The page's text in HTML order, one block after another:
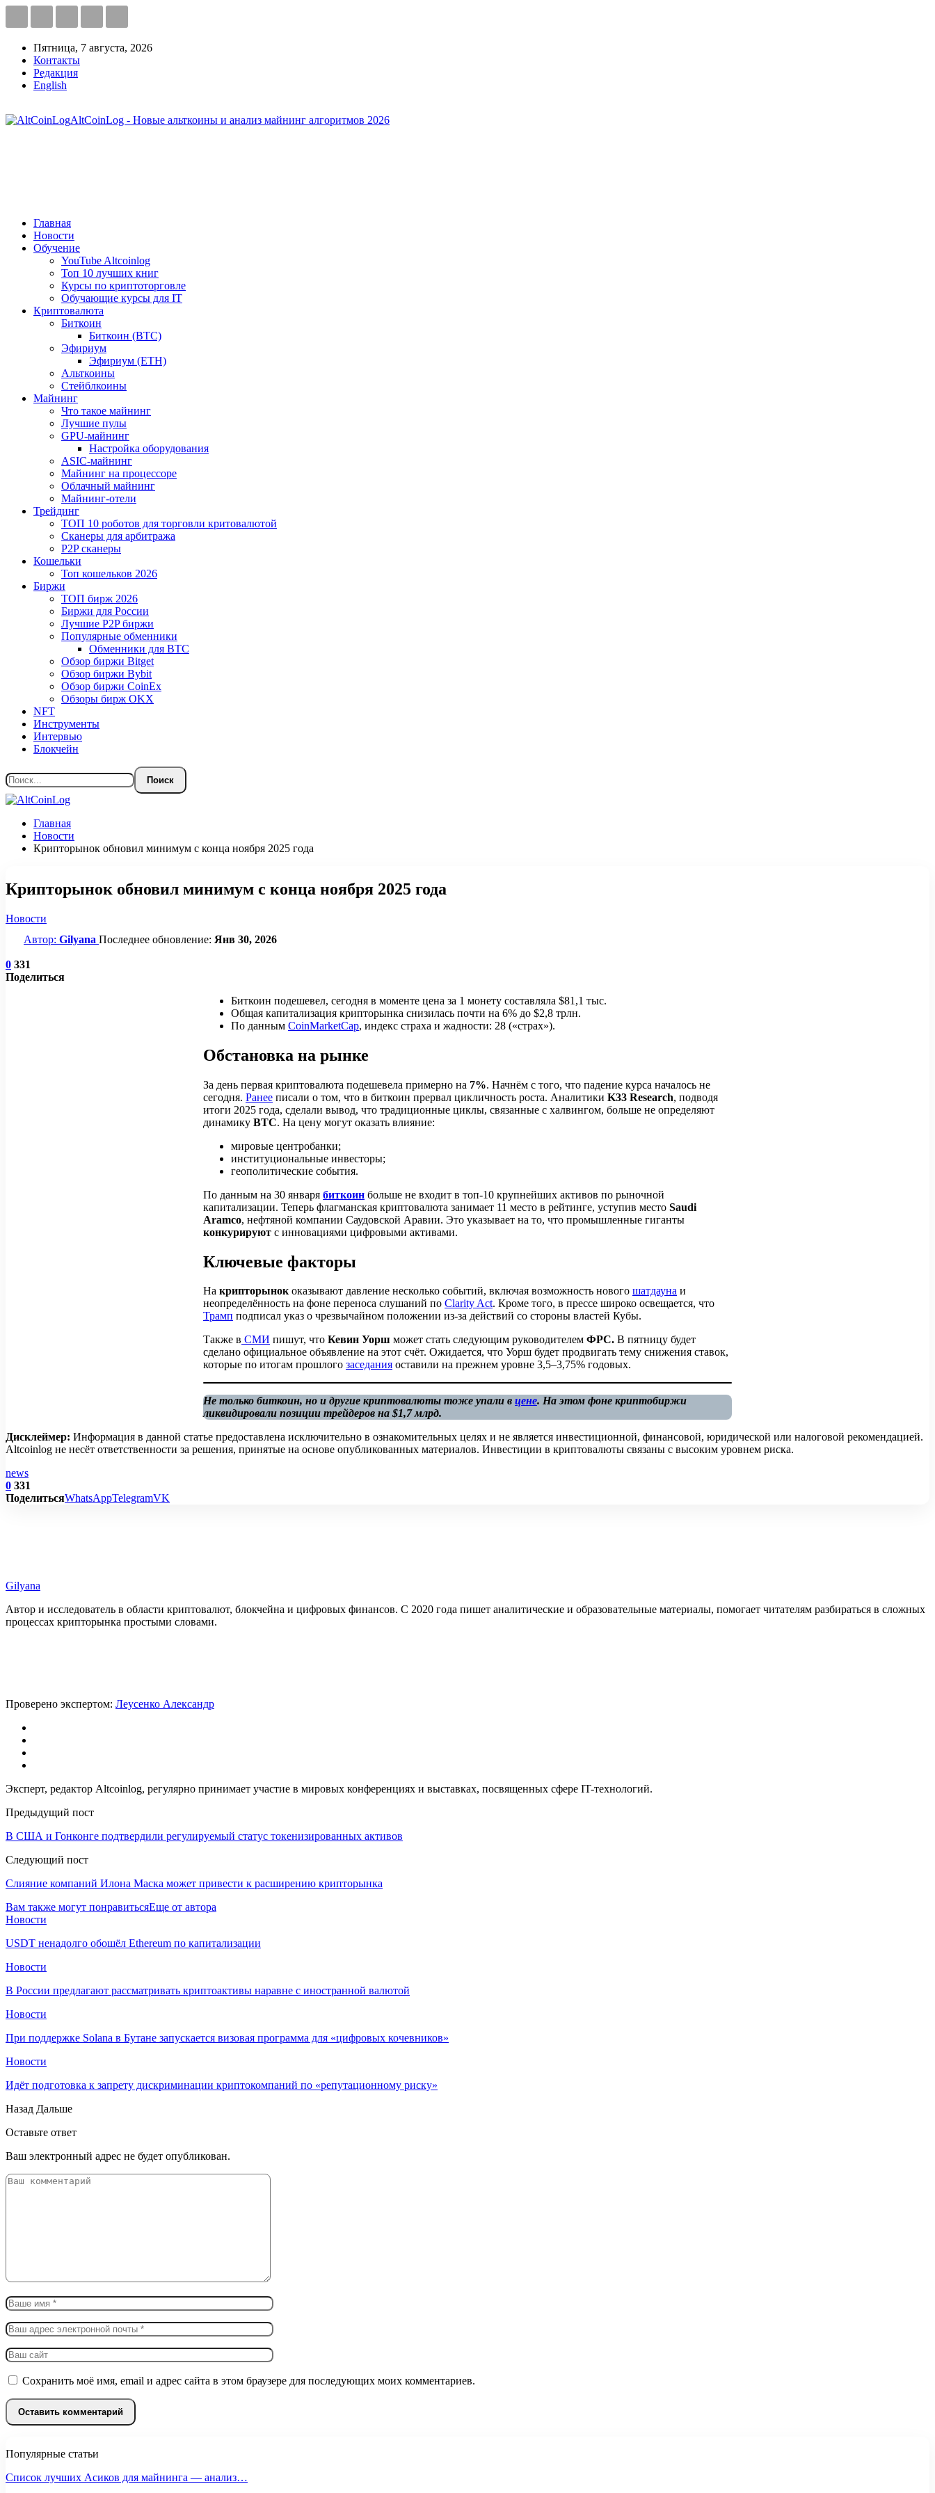
Пятница, 7 августа, 2026
Контакты
Редакция
English
AltCoinLog - Новые альткоины и анализ майнинг алгоритмов 2026
Главная
Новости
Обучение
YouTube Altcoinlog
Топ 10 лучших книг
Курсы по криптоторговле
Обучающие курсы для IT
Криптовалюта
Биткоин
Биткоин (BTC)
Эфириум
Эфириум (ETH)
Альткоины
Стейблкоины
Майнинг
Что такое майнинг
Лучшие пулы
GPU-майнинг
Настройка оборудования
ASIC-майнинг
Майнинг на процессоре
Облачный майнинг
Майнинг-отели
Трейдинг
ТОП 10 роботов для торговли критовалютой
Сканеры для арбитража
P2P сканеры
Кошельки
Топ кошельков 2026
Биржи
ТОП бирж 2026
Биржи для России
Лучшие P2P биржи
Популярные обменники
Обменники для BTC
Обзор биржи Bitget
Обзор биржи Bybit
Обзор биржи CoinEx
Обзоры бирж OKX
NFT
Инструменты
Интервью
Блокчейн
Главная
Новости
Крипторынок обновил минимум с конца ноября 2025 года
Крипторынок обновил минимум с конца ноября 2025 года
Новости
Автор: Gilyana Последнее обновление: Янв 30, 2026
0 331
Поделиться
Биткоин подешевел, сегодня в моменте цена за 1 монету составляла $81,1 тыс.
Общая капитализация крипторынка снизилась почти на 6% до $2,8 трлн.
По данным CoinMarketCap, индекс страха и жадности: 28 («страх»).
Обстановка на рынке
За день первая криптовалюта подешевела примерно на 7%. Начнём с того, что падение курса началось не
сегодня. Ранее писали о том, что в биткоин прервал цикличность роста. Аналитики K33 Research, подводя
итоги 2025 года, сделали вывод, что традиционные циклы, связанные с халвингом, больше не определяют
динамику BTC. На цену могут оказать влияние:
мировые центробанки;
институциональные инвесторы;
геополитические события.
По данным на 30 января биткоин больше не входит в топ-10 крупнейших активов по рыночной
капитализации. Теперь флагманская криптовалюта занимает 11 место в рейтинге, уступив место Saudi
Aramco, нефтяной компании Саудовской Аравии. Это указывает на то, что промышленные гиганты
конкурируют с инновациями цифровыми активами.
Ключевые факторы
На крипторынококазывают давление несколько событий, включая возможность нового шатдауна и
неопределённость на фоне переноса слушаний по Clarity Act. Кроме того, в прессе широко освещается, что
Трамп подписал указ о чрезвычайном положении из-за действий со стороны властей Кубы.
Также в СМИ пишут, что Кевин Уорш может стать следующим руководителем ФРС. В пятницу будет
сделано официальное объявление на этот счёт. Ожидается, что Уорш будет продвигать тему снижения ставок,
которые по итогам прошлого заседания оставили на прежнем уровне 3,5–3,75% годовых.
Не только биткоин, но и другие криптовалюты тоже упали в цене. На этом фоне криптобиржи
ликвидировали позиции трейдеров на $1,7 млрд.
Дисклеймер: Информация в данной статье предоставлена исключительно в ознакомительных целях и не является инвестиционной, финансовой, юридической или налоговой рекомендацией.
Altcoinlog не несёт ответственности за решения, принятые на основе опубликованных материалов. Инвестиции в криптовалюты связаны с высоким уровнем риска.
news
0 331
ПоделитьсяWhatsAppTelegramVK
Gilyana
Автор и исследователь в области криптовалют, блокчейна и цифровых финансов. С 2020 года пишет аналитические и образовательные материалы, помогает читателям разбираться в сложных
процессах крипторынка простыми словами.
Проверено экспертом: Леусенко Александр
Эксперт, редактор Altcoinlog, регулярно принимает участие в мировых конференциях и выставках, посвященных сфере IT-технологий.
Предыдущий пост
В США и Гонконге подтвердили регулируемый статус токенизированных активов
Следующий пост
Слияние компаний Илона Маска может привести к расширению крипторынка
Вам также могут понравитьсяЕще от автора
Новости
USDT ненадолго обошёл Ethereum по капитализации
Новости
В России предлагают рассматривать криптоактивы наравне с иностранной валютой
Новости
При поддержке Solana в Бутане запускается визовая программа для «цифровых кочевников»
Новости
Идёт подготовка к запрету дискриминации криптокомпаний по «репутационному риску»
Назад Дальше
Оставьте ответ
Ваш электронный адрес не будет опубликован.
Сохранить моё имя, email и адрес сайта в этом браузере для последующих моих комментариев.
Популярные статьи
Список лучших Асиков для майнинга — анализ…